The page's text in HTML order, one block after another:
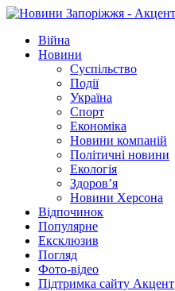
Війна
Новини
Суспільство
Події
Україна
Спорт
Економіка
Новини компаній
Політичні новини
Екологія
Здоров’я
Новини Херсона
Відпочинок
Популярне
Ексклюзив
Погляд
Фото-відео
Підтримка сайту Акцент